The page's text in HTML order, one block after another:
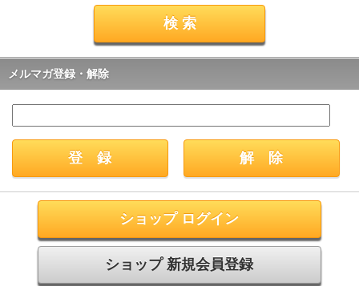
メルマガ登録・解除
ショップ ログイン
ショップ 新規会員登録